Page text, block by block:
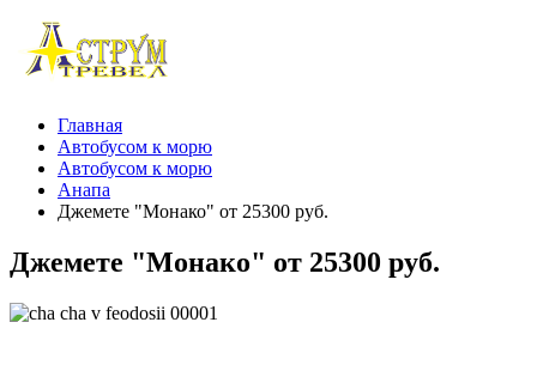
Главная
Автобусом к морю
Автобусом к морю
Анапа
Джемете "Монако" от 25300 руб.
Джемете "Монако" от 25300 руб.